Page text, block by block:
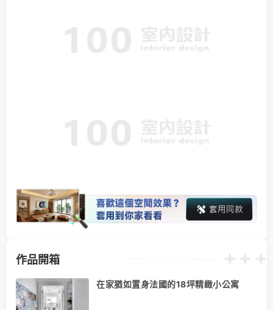
作品開箱
在家猶如置身法國的18坪精緻小公寓